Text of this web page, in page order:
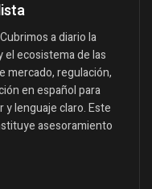
a diario la
el ecosistema de las
mercado, regulación,
en español para
lenguaje claro. Este
asesoramiento